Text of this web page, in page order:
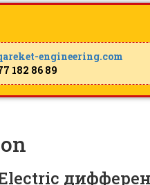
engineering.com
182 86 89